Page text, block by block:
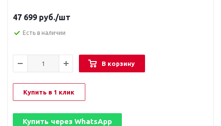
47 699 руб./шт
Есть в наличии
В корзину
Купить в 1 клик
Купить через WhatsApp